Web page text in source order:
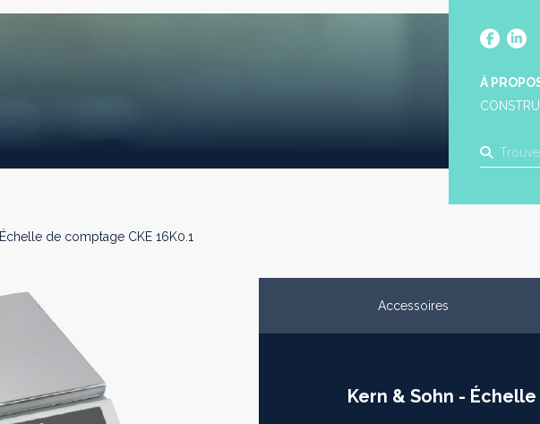
À
Échelle de comptage CKE 16K0.1
Accessoires
Kern & Sohn -